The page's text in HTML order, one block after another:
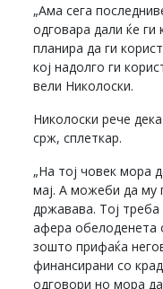
„Ама сега
одговара дали ќе ги
планира да ги
кој надолго ги
вели Николоски.
Николоски рече
срж, сплеткар.
„На тој човек мора
мај. А можеби да му
државава. Тој
афера
зошто прифаќа
финансирани со
одговори но мора